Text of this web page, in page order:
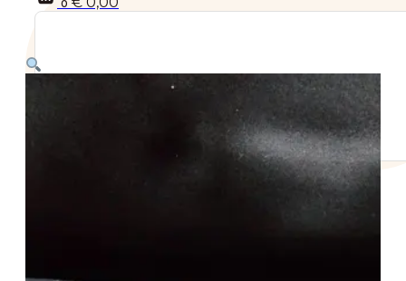
0
Geen producten in de winkelwagen.